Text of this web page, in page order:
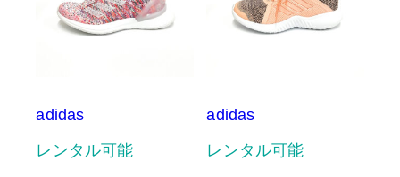
adidas
レンタル可能
adidas
レンタル可能